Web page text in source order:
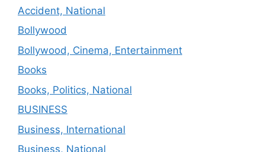
Accident, National
Bollywood
Bollywood, Cinema, Entertainment
Books
Books, Politics, National
BUSINESS
Business, International
Business, National